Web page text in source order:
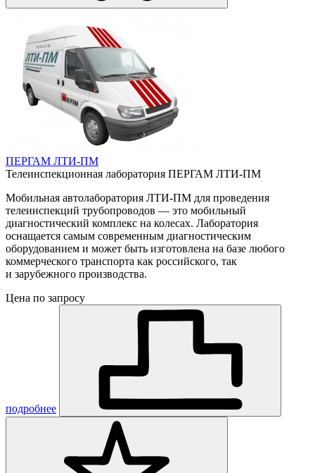
ПЕРГАМ ЛТИ-ПМ
Телеинспекционная лаборатория ПЕРГАМ ЛТИ-ПМ
Мобильная автолаборатория ЛТИ-ПМ для проведения
телеинспекций трубопроводов — это мобильный
диагностический комплекс на колесах. Лаборатория
оснащается самым современным диагностическим
оборудованием и может быть изготовлена на базе любого
коммерческого транспорта как российского, так
и зарубежного производства.
Цена по запросу
подробнее